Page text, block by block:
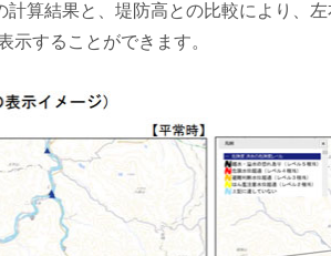
計算結果と、堤防高との比較により、
示することができます。